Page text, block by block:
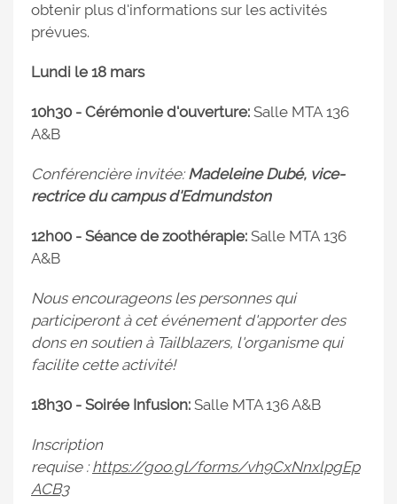
obtenir plus d'informations sur les activités
prévues.
Lundi le 18 mars
10h30 - Cérémonie d'ouverture: Salle MTA 136
A&B
Conférencière invitée:Madeleine Dubé, vice-
rectrice du campus d'Edmundston
12h00 - Séance de zoothérapie: Salle MTA 136
A&B
Nous encourageons les personnes qui
participeront à cet événement d'apporter des
dons en soutien à Tailblazers, l'organisme qui
facilite cette activité!
18h30 - Soirée Infusion: Salle MTA 136 A&B
Inscription
requise :https://goo.gl/forms/vh9CxNnxlpgEp
ACB3